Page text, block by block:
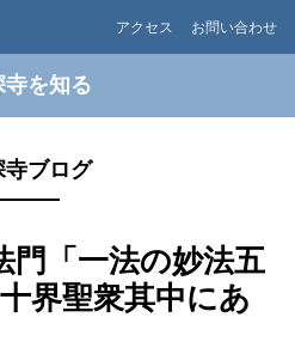
アクセス お問い合わせ
寺を知る
寺ブログ
門「一法の妙法五
界聖衆其中にあ